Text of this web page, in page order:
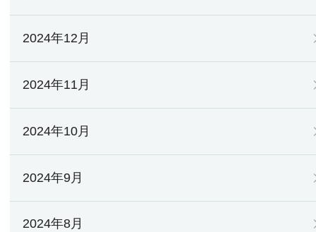
2024年12月
2024年11月
2024年10月
2024年9月
2024年8月